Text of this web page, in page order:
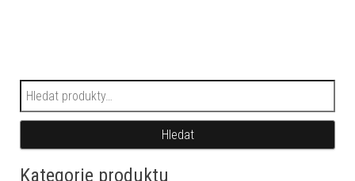
Hledat:
Hledat
Kategorie produktu